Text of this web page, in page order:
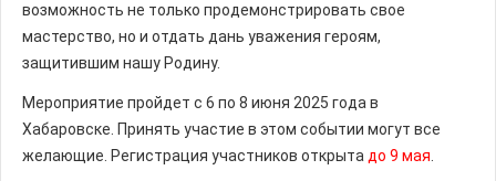
возможность не только продемонстрировать свое
мастерство, но и отдать дань уважения героям,
защитившим нашу Родину.
Мероприятие пройдет с 6 по 8 июня 2025 года в
Хабаровске. Принять участие в этом событии могут все
желающие. Регистрация участников открытадо 9 мая.